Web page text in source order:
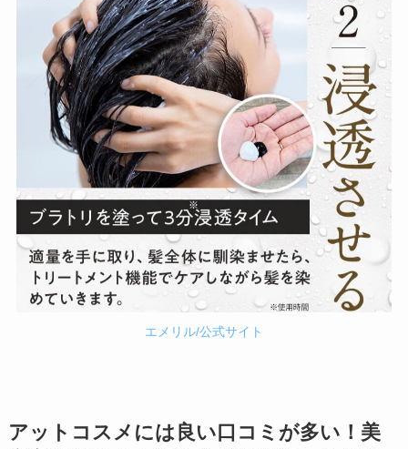
エメリル/公式サイト
アットコスメには良い口コミが多い！美